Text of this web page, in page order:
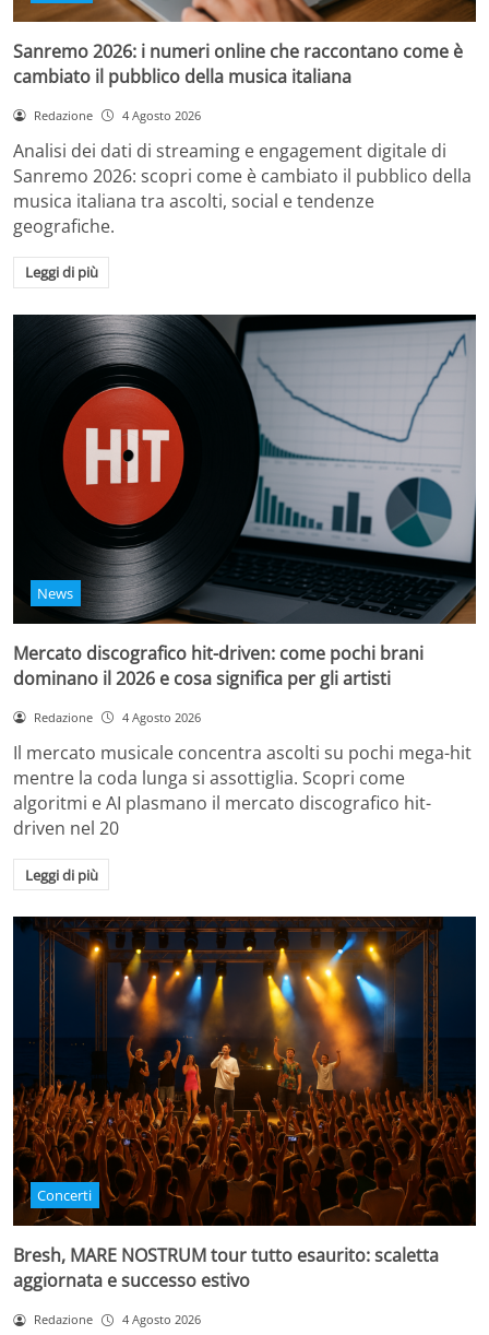
Sanremo 2026: i numeri online che raccontano come è
cambiato il pubblico della musica italiana
Redazione 4 Agosto 2026
Analisi dei dati di streaming e engagement digitale di
Sanremo 2026: scopri come è cambiato il pubblico della
musica italiana tra ascolti, social e tendenze
geografiche.
Leggi di più
News
Mercato discografico hit-driven: come pochi brani
dominano il 2026 e cosa significa per gli artisti
Redazione 4 Agosto 2026
Il mercato musicale concentra ascolti su pochi mega-hit
mentre la coda lunga si assottiglia. Scopri come
algoritmi e AI plasmano il mercato discografico hit-
driven nel 20
Leggi di più
Concerti
Bresh, MARE NOSTRUM tour tutto esaurito: scaletta
aggiornata e successo estivo
Redazione 4 Agosto 2026